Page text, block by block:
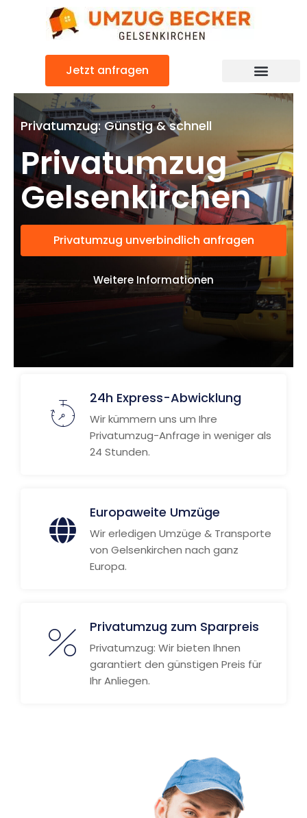
Jetzt anfragen
Privatumzug: Günstig & schnell
Privatumzug
Gelsenkirchen
Privatumzug unverbindlich anfragen
Weitere Informationen
24h Express-Abwicklung
Wir kümmern uns um Ihre
Privatumzug-Anfrage in weniger als
24 Stunden.
Europaweite Umzüge
Wir erledigen Umzüge & Transporte
von Gelsenkirchen nach ganz
Europa.
Privatumzug zum Sparpreis
Privatumzug: Wir bieten Ihnen
garantiert den günstigen Preis für
Ihr Anliegen.